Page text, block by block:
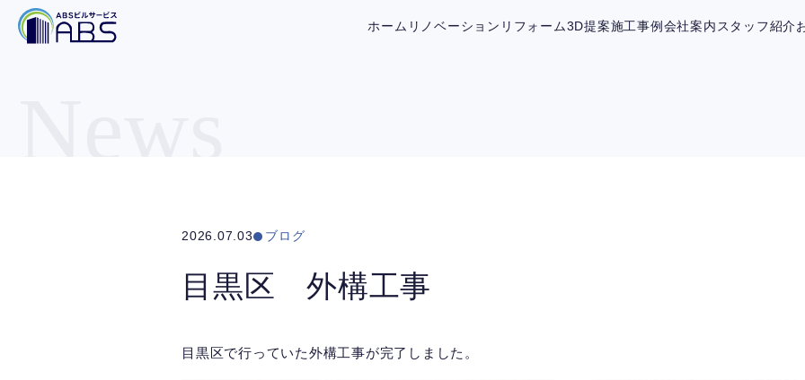
ホーム リノベーション リフォーム3D提案施工事例 会社案内 スタッフ紹介
2026.07.03 ブログ
目黒区 外構工事
目黒区で行っていた外構工事が完了しました。